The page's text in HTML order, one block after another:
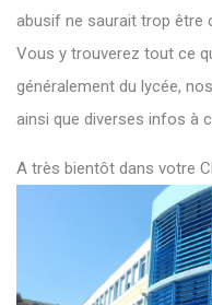
abusif ne saurait trop être
Vous y trouverez tout ce
généralement du lycée,
ainsi que diverses infos à
A très bientôt dans votre